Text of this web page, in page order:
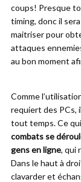
coups! Presque
timing, donc il
maitriser pour
attaques
au bon moment
Comme
requiert des PCs,
tout temps. Ce
combats se
gens en ligne, qui
Dans le haut à
clavarder et